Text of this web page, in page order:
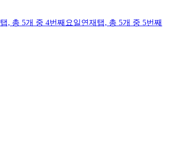
탭, 총 5개 중 4번째 요일연재 탭, 총 5개 중 5번째